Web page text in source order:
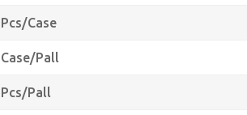
Pcs/Case
Case/Pall
Pcs/Pall